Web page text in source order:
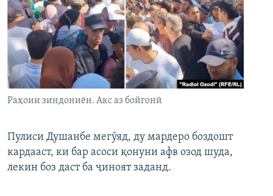
Раҳоии зиндониён. Акс аз бойгонӣ
Пулиси Душанбе мегӯяд, ду мардеро боздошт
кардааст, ки бар асоси қонуни афв озод шуда,
лекин боз даст ба ҷиноят заданд.